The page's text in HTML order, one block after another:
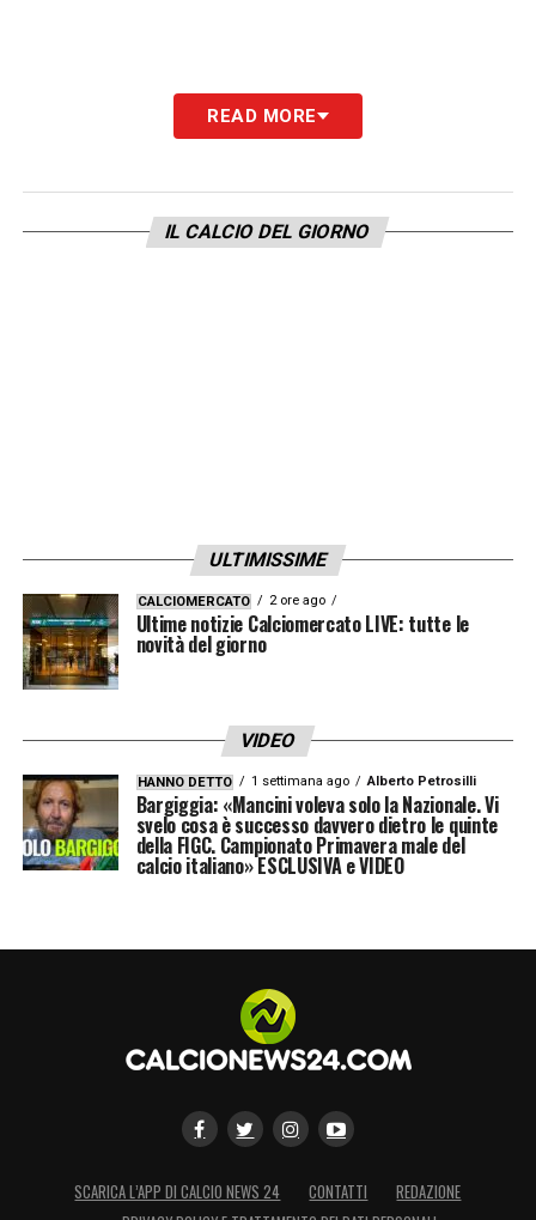
READ MORE
IL CALCIO DEL GIORNO
ULTIMISSIME
CALCIOMERCATO 2 ore ago
Ultime notizie Calciomercato LIVE: tutte le
novità del giorno
VIDEO
HANNO DETTO 1 settimana ago Alberto Petrosilli
Bargiggia: «Mancini voleva solo la Nazionale. Vi
svelo cosa è successo davvero dietro le quinte
della FIGC. Campionato Primavera male del
calcio italiano» ESCLUSIVA e VIDEO
SCARICA L’APP DI CALCIO NEWS 24 CONTATTI
REDAZIONE